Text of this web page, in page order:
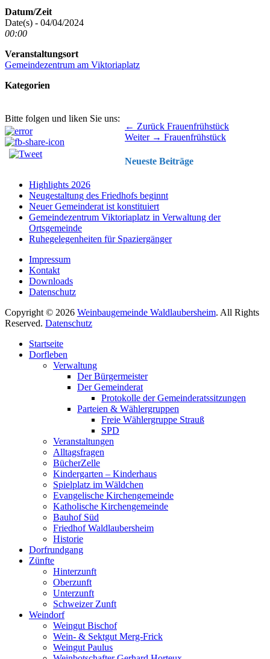
Datum/Zeit
Date(s) - 04/04/2024
00:00
Veranstaltungsort
Gemeindezentrum am Viktoriaplatz
Kategorien
Bitte folgen und liken Sie uns:
Beitragsnavigation ← Zurück Vorhergehender
Beitrag:
Frauenfrühstück
Weiter → Nächster
Frauenfrühstück
Neueste Beiträge
Highlights 2026
Neugestaltung des Friedhofs beginnt
Neuer Gemeinderat ist konstituiert
Gemeindezentrum Viktoriaplatz in Verwaltung der
Ortsgemeinde
Ruhegelegenheiten für Spaziergänger
Impressum
Kontakt
Downloads
Datenschutz
Copyright © 2026 Weinbaugemeinde Waldlaubersheim. All Rights
Reserved. Datenschutz
oben
scrollen
Startseite
Dorfleben
Verwaltung
Der Bürgermeister
Der Gemeinderat
Protokolle der Gemeinderatssitzungen
Parteien & Wählergruppen
Freie Wählergruppe Strauß
SPD
Veranstaltungen
Alltagsfragen
BücherZelle
Kindergarten – Kinderhaus
Spielplatz im Wäldchen
Evangelische Kirchengemeinde
Katholische Kirchengemeinde
Bauhof Süd
Friedhof Waldlaubersheim
Historie
Dorfrundgang
Zünfte
Hinterzunft
Oberzunft
Unterzunft
Schweizer Zunft
Weindorf
Weingut Bischof
Wein- & Sektgut Merg-Frick
Weingut Paulus